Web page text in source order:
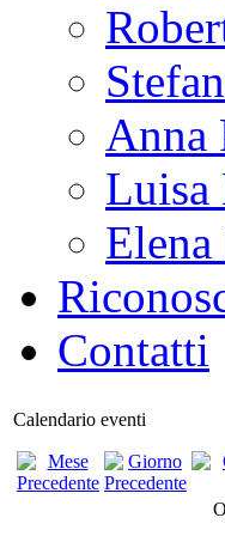
Anna
Luisa
Contatti
Calendario eventi